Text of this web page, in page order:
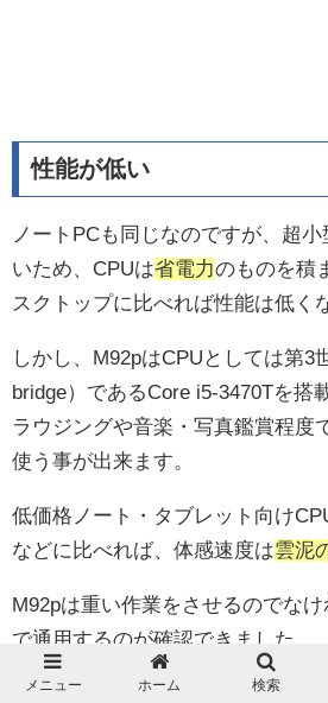
性能が低い
ノートPCも同じなのですが、超
いため、CPUは省電力のものを積
スクトップに比べれば性能は低く
しかし、M92pはCPUとしては第3
bridge）であるCore i5-3470Tを搭
ラウジングや音楽・写真鑑賞程度
使う事が出来ます。
低価格ノート・タブレット向け
などに比べれば、体感速度は雲泥
M92pは重い作業をさせるのでな
で通用するのが確認できました。
メニュー ホーム 検索